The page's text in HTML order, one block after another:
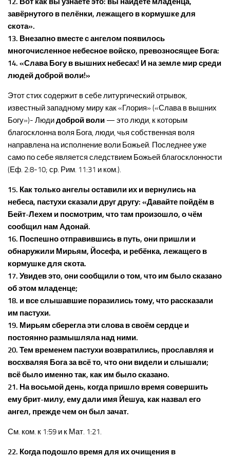
завёрнутого в пелёнки, лежащего в кормушке для
скота».
13. Внезапно вместе с ангелом появилось
многочисленное небесное войско, превозносящее Бога:
14. «Слава Богу в вышних небесах! И на земле мир среди
людей доброй воли!»
Этот стих содержит в себе литургический отрывок,
известный западному миру как «Глория» («Слава в вышних
Богу»)- Людидоброй воли — это люди, к которым
благосклонна воля Бога, люди, чья собственная воля
направлена на исполнение воли Божьей. Последнее уже
само по себе является следствием Божьей благосклонности
(Еф. 2:8-10; ср. Рим. 11:31 и ком.).
15. Как только ангелы оставили их и вернулись на
небеса, пастухи сказали друг другу: «Давайте пойдём в
Бейт-Лехем и посмотрим, что там произошло, о чём
сообщил нам Адонай.
16. Поспешно отправившись в путь, они пришли и
обнаружили Мирьям, Йосефа, и ребёнка, лежащего в
кормушке для скота.
17. Увидев это, они сообщили о том, что им было сказано
об этом младенце;
18. и все слышавшие поразились тому, что рассказали
им пастухи.
19. Мирьям сберегла эти слова в своём сердце и
постоянно размышляла над ними.
20. Тем временем пастухи возвратились, прославляя и
восхваляя Бога за всё то, что они видели и слышали;
всё было именно так, как им было сказано.
21. На восьмой день, когда пришло время совершить
ему брит-милу, ему дали имя Йешуа, как назвал его
ангел, прежде чем он был зачат.
См. ком. к 1:59 и к Мат. 1:21.
22. Когда подошло время для их очищения в